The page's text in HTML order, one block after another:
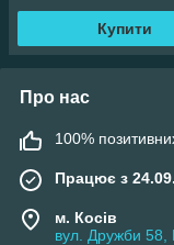
Купити
Про нас
100%
Працює з
м. Косів
вул. Дружби 58,